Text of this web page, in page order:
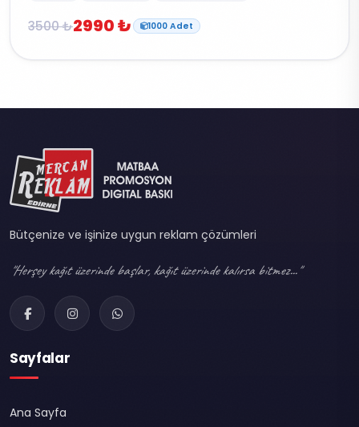
3500 ₺2990 ₺ 1000 Adet
Bütçenize ve işinize uygun reklam çözümleri
"Herşey kağıt üzerinde başlar, kağıt üzerinde kalırsa bitmez..."
Sayfalar
Ana Sayfa